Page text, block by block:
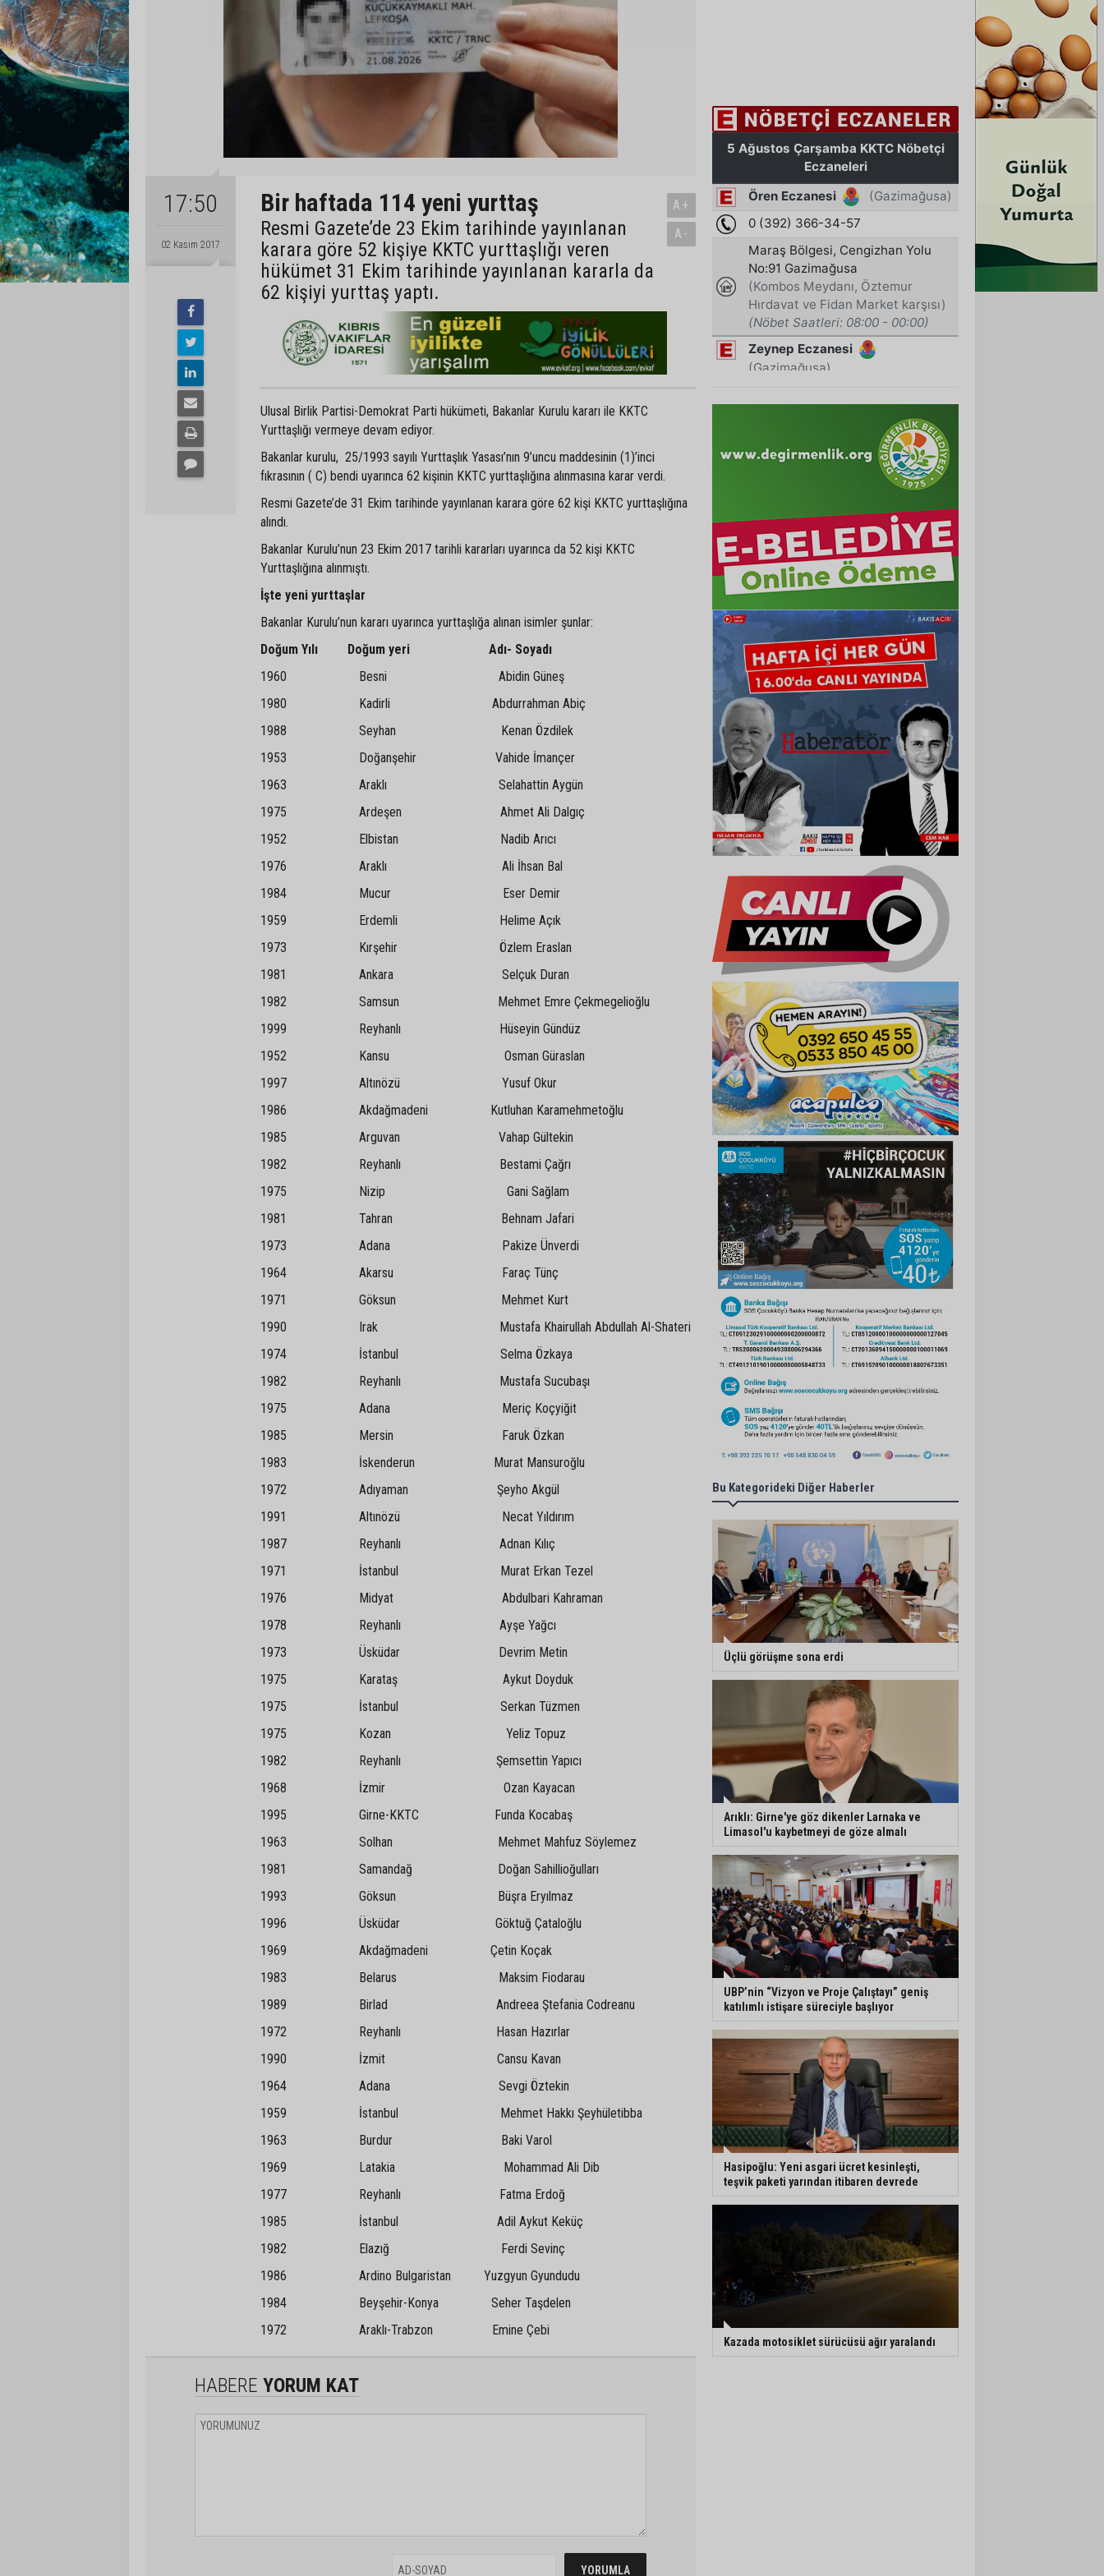
17:50
02 Kasım 2017
Bir haftada 114 yeni yurttaş
Resmi Gazete’de 23 Ekim tarihinde yayınlanan
karara göre 52 kişiye KKTC yurttaşlığı veren
hükümet 31 Ekim tarihinde yayınlanan kararla da
62 kişiyi yurttaş yaptı.
A+
A-
Ulusal Birlik Partisi-Demokrat Parti hükümeti, Bakanlar Kurulu kararı ile KKTC
Yurttaşlığı vermeye devam ediyor.
Bakanlar kurulu, 25/1993 sayılı Yurttaşlık Yasası’nın 9’uncu maddesinin (1)’inci
fıkrasının ( C) bendi uyarınca 62 kişinin KKTC yurttaşlığına alınmasına karar verdi.
Resmi Gazete’de 31 Ekim tarihinde yayınlanan karara göre 62 kişi KKTC yurttaşlığına
alındı.
Bakanlar Kurulu’nun 23 Ekim 2017 tarihli kararları uyarınca da 52 kişi KKTC
Yurttaşlığına alınmıştı.
İşte yeni yurttaşlar
Bakanlar Kurulu’nun kararı uyarınca yurttaşlığa alınan isimler şunlar:
Doğum Yılı Doğum yeri Adı- Soyadı
1960 Besni Abidin Güneş
1980 Kadirli Abdurrahman Abiç
1988 Seyhan Kenan Özdilek
1953 Doğanşehir Vahide İmançer
1963 Araklı Selahattin Aygün
1975 Ardeşen Ahmet Ali Dalgıç
1952 Elbistan Nadib Arıcı
1976 Araklı Ali İhsan Bal
1984 Mucur Eser Demir
1959 Erdemli Helime Açık
1973 Kırşehir Özlem Eraslan
1981 Ankara Selçuk Duran
1982 Samsun Mehmet Emre Çekmegelioğlu
1999 Reyhanlı Hüseyin Gündüz
1952 Kansu Osman Güraslan
1997 Altınözü Yusuf Okur
1986 Akdağmadeni Kutluhan Karamehmetoğlu
1985 Arguvan Vahap Gültekin
1982 Reyhanlı Bestami Çağrı
1975 Nizip Gani Sağlam
1981 Tahran Behnam Jafari
1973 Adana Pakize Ünverdi
1964 Akarsu Faraç Tünç
1971 Göksun Mehmet Kurt
1990 Irak Mustafa Khairullah Abdullah Al-Shateri
1974 İstanbul Selma Özkaya
1982 Reyhanlı Mustafa Sucubaşı
1975 Adana Meriç Koçyiğit
1985 Mersin Faruk Özkan
1983 İskenderun Murat Mansuroğlu
1972 Adıyaman Şeyho Akgül
1991 Altınözü Necat Yıldırım
1987 Reyhanlı Adnan Kılıç
1971 İstanbul Murat Erkan Tezel
1976 Midyat Abdulbari Kahraman
1978 Reyhanlı Ayşe Yağcı
1973 Üsküdar Devrim Metin
1975 Karataş Aykut Doyduk
1975 İstanbul Serkan Tüzmen
1975 Kozan Yeliz Topuz
1982 Reyhanlı Şemsettin Yapıcı
1968 İzmir Ozan Kayacan
1995 Girne-KKTC Funda Kocabaş
1963 Solhan Mehmet Mahfuz Söylemez
1981 Samandağ Doğan Sahillioğulları
1993 Göksun Büşra Eryılmaz
1996 Üsküdar Göktuğ Çataloğlu
1969 Akdağmadeni Çetin Koçak
1983 Belarus Maksim Fiodarau
1989 Birlad Andreea Ştefania Codreanu
1972 Reyhanlı Hasan Hazırlar
1990 İzmit Cansu Kavan
1964 Adana Sevgi Öztekin
1959 İstanbul Mehmet Hakkı Şeyhületibba
1963 Burdur Baki Varol
1969 Latakia Mohammad Ali Dib
1977 Reyhanlı Fatma Erdoğ
1985 İstanbul Adil Aykut Keküç
1982 Elazığ Ferdi Sevinç
1986 Ardino Bulgaristan Yuzgyun Gyundudu
1984 Beyşehir-Konya Seher Taşdelen
1972 Araklı-Trabzon Emine Çebi
HABERE YORUM KAT
Bu Kategorideki Diğer Haberler
Üçlü görüşme sona erdi
Arıklı: Girne'ye göz dikenler Larnaka ve
Limasol'u kaybetmeyi de göze almalı
UBP’nin “Vizyon ve Proje Çalıştayı” geniş
katılımlı istişare süreciyle başlıyor
Hasipoğlu: Yeni asgari ücret kesinleşti,
teşvik paketi yarından itibaren devrede
Kazada motosiklet sürücüsü ağır yaralandı